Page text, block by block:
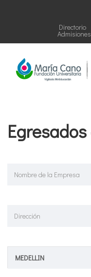
Directorio
Admisiones
MEDELLIN